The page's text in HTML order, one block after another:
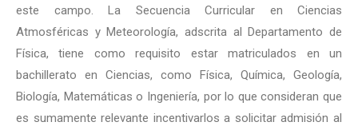
este campo. La Secuencia Curricular en Ciencias
Atmosféricas y Meteorología, adscrita al Departamento de
Física, tiene como requisito estar matriculados en un
bachillerato en Ciencias, como Física, Química, Geología,
Biología, Matemáticas o Ingeniería, por lo que consideran que
es sumamente relevante incentivarlos a solicitar admisión al